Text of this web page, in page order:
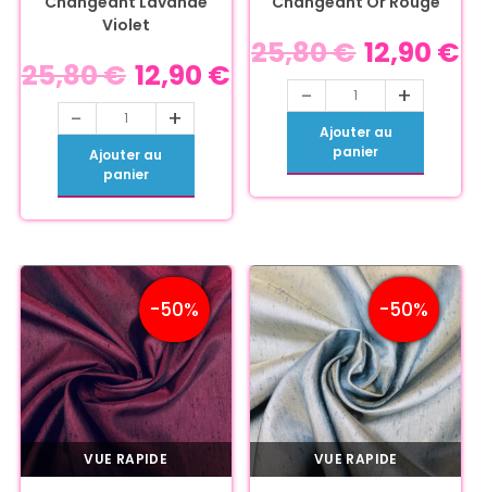
Violet
25,80€ 12,90 €
- +
Ajouter au
panier
25,80€ 12,90 €
- +
Ajouter au
panier
-50%
VUE RAPIDE
-50%
VUE RAPIDE